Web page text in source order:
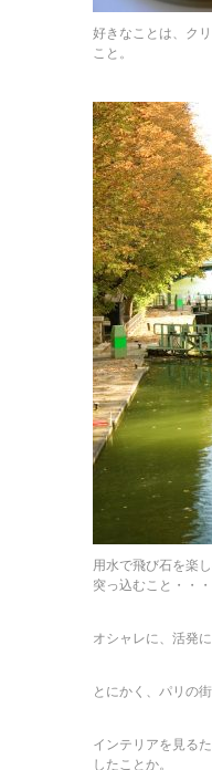
好きなことは、ク
こと。
用水で飛び石を楽
突っ込むこと・・・
オシャレに、活発
とにかく、パリの
インテリアを見る
したことか。